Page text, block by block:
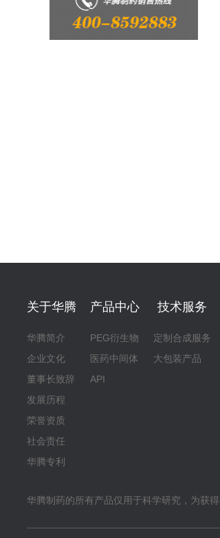
关于华腾
华腾简介
企业文化
董事长致辞
发展历程
荣誉资质
社会责任
华腾专利
产品中心
PEG衍生物
医药中间体
API
技术服务
定制合成服务
大包装产品
华腾制药的所有产品仅用于科学研究，为获